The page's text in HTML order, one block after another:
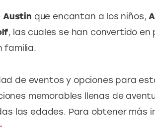
Austin que encantan a los niños,
, las cuales se han convertido en
familia.
de eventos y opciones para
memorables llenas de
las edades. Para obtener más